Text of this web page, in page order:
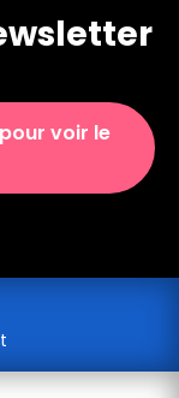
voir le